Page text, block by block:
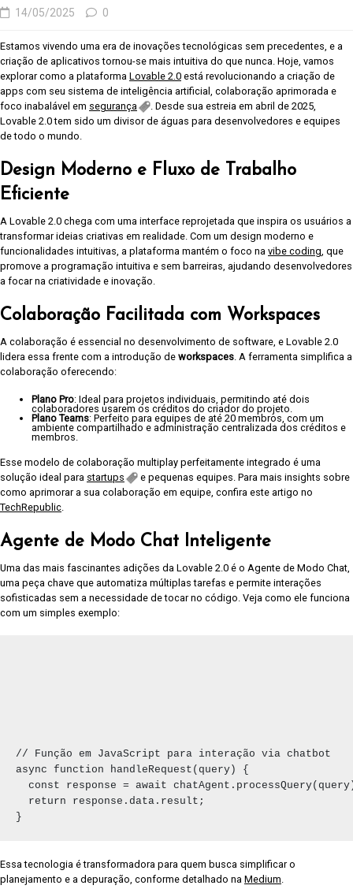
14/05/2025 0
Estamos vivendo uma era de inovações tecnológicas sem precedentes, e a
criação de aplicativos tornou-se mais intuitiva do que nunca. Hoje, vamos
explorar como a plataforma Lovable 2.0 está revolucionando a criação de
apps com seu sistema de inteligência artificial, colaboração aprimorada e
foco inabalável em segurança
. Desde sua estreia em abril de 2025,
Lovable 2.0 tem sido um divisor de águas para desenvolvedores e equipes
de todo o mundo.
Design Moderno e Fluxo de Trabalho
Eficiente
A Lovable 2.0 chega com uma interface reprojetada que inspira os usuários a
transformar ideias criativas em realidade. Com um design moderno e
funcionalidades intuitivas, a plataforma mantém o foco na vibe coding, que
promove a programação intuitiva e sem barreiras, ajudando desenvolvedores
a focar na criatividade e inovação.
Colaboração Facilitada com Workspaces
A colaboração é essencial no desenvolvimento de software, e Lovable 2.0
lidera essa frente com a introdução de workspaces. A ferramenta simplifica a
colaboração oferecendo:
Plano Pro: Ideal para projetos individuais, permitindo até dois
colaboradores usarem os créditos do criador do projeto.
Plano Teams: Perfeito para equipes de até 20 membros, com um
ambiente compartilhado e administração centralizada dos créditos e
membros.
Esse modelo de colaboração multiplay perfeitamente integrado é uma
solução ideal para startups
e pequenas equipes. Para mais insights sobre
como aprimorar a sua colaboração em equipe, confira este artigo no
TechRepublic
Agente de Modo Chat Inteligente
Uma das mais fascinantes adições da Lovable 2.0 é o Agente de Modo Chat,
uma peça chave que automatiza múltiplas tarefas e permite interações
sofisticadas sem a necessidade de tocar no código. Veja como ele funciona
com um simples exemplo:
// Função em JavaScript para interação via chatbot
async function handleRequest(query) {
const response = await
  return response.data.result;
Essa tecnologia é transformadora para quem busca simplificar o
planejamento e a depuração, conforme detalhado na Medium.